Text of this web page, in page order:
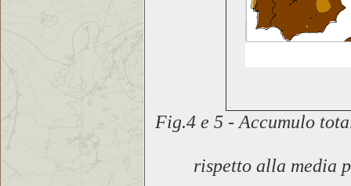
Fig.4 e 5 - Accumulo
rispetto alla media